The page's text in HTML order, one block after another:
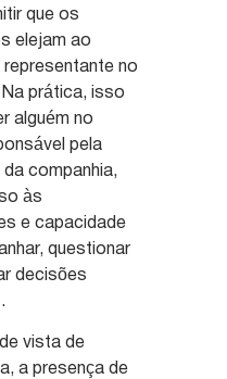
que os
elejam ao
representante no
prática, isso
alguém no
pela
companhia,
às
e capacidade
questionar
decisões
vista de
a presença de